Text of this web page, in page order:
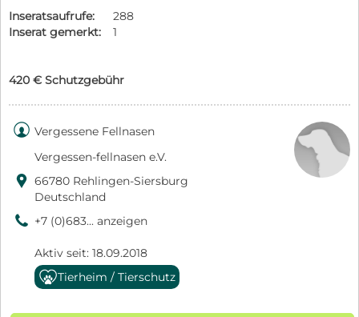
Inseratsaufrufe:
288
Inserat gemerkt:
1
420 € Schutzgebühr
 Vergessene Fellnasen
Vergessen-fellnasen e.V.
 66780 Rehlingen-Siersburg
Deutschland
9 +7 (0)683... anzeigen
Aktiv seit: 18.09.2018
Tierheim / Tierschutz